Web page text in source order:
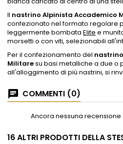
Il nastrino Alpinista Accademico
confezionato nel formato regolare
leggermente bombata Elite e
morsetti o con viti, selezionabili
Per il confezionamento del nastrino
Militaresu basi metalliche a due o
all'alloggimento di più nastrini, si
COMMENTI (0)
Ancora nessuna
16 ALTRI PRODOTTI DELLA